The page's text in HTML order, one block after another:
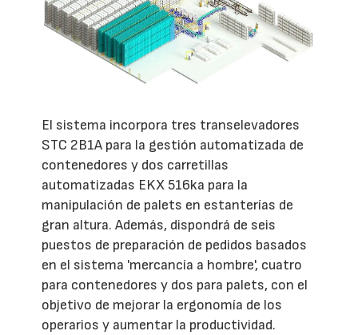
El sistema incorpora tres transelevadores
STC 2B1A para la gestión automatizada de
contenedores y dos carretillas
automatizadas EKX 516ka para la
manipulación de palets en estanterías de
gran altura. Además, dispondrá de seis
puestos de preparación de pedidos basados
en el sistema 'mercancía a hombre', cuatro
para contenedores y dos para palets, con el
objetivo de mejorar la ergonomía de los
operarios y aumentar la productividad.